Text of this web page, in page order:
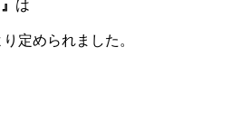
は
定められました。